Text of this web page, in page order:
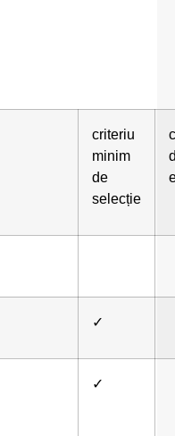
criteriu
minim
de
selecție
✓
✓